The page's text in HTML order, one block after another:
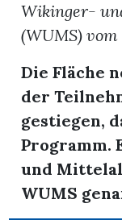
Wikinger-
(WUMS)
Die Fläche
der
gestiegen,
Programm.
und
WUMS